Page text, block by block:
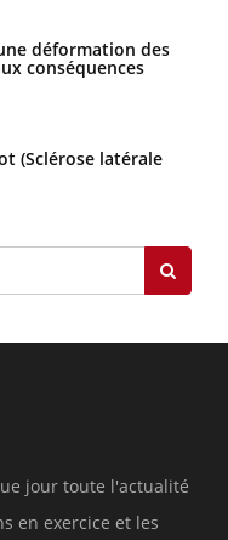
déformation des
conséquences
(Sclérose latérale
jour toute l'actualité
en exercice et les